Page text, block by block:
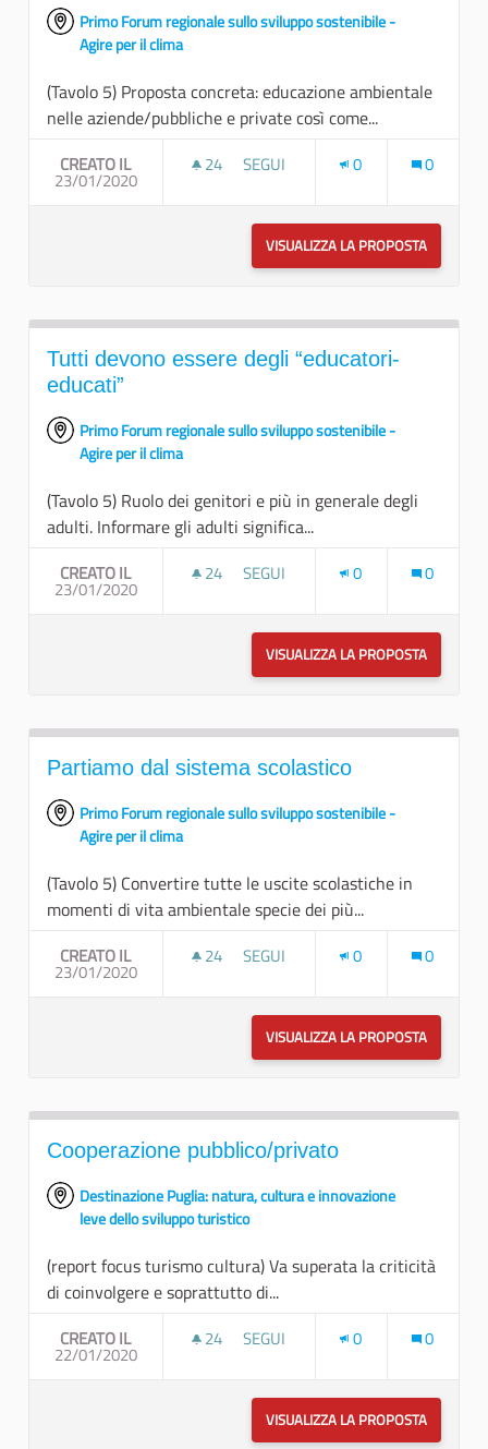
Primo Forum regionale sullo sviluppo sostenibile -
Agire per il clima
(Tavolo 5) Proposta concreta: educazione ambientale
nelle aziende/pubbliche e private così come...
CREATO IL
23/01/2020
24 24 SOSTENITORI
SEGUI 0 0
VISUALIZZA LA PROPOSTA
Tutti devono essere degli “educatori-
educati”
Primo Forum regionale sullo sviluppo sostenibile -
Agire per il clima
(Tavolo 5) Ruolo dei genitori e più in generale degli
adulti. Informare gli adulti significa...
CREATO IL
23/01/2020
24 24 SOSTENITORI
SEGUI 0 0
VISUALIZZA LA PROPOSTA
Partiamo dal sistema scolastico
Primo Forum regionale sullo sviluppo sostenibile -
Agire per il clima
(Tavolo 5) Convertire tutte le uscite scolastiche in
momenti di vita ambientale specie dei più...
CREATO IL
23/01/2020
24 24 SOSTENITORI
SEGUI 0 0
VISUALIZZA LA PROPOSTA
Cooperazione pubblico/privato
Destinazione Puglia: natura, cultura e innovazione
leve dello sviluppo turistico
(report focus turismo cultura) Va superata la criticità
di coinvolgere e soprattutto di...
CREATO IL
22/01/2020
24 24 SOSTENITORI
SEGUI 0 0
VISUALIZZA LA PROPOSTA